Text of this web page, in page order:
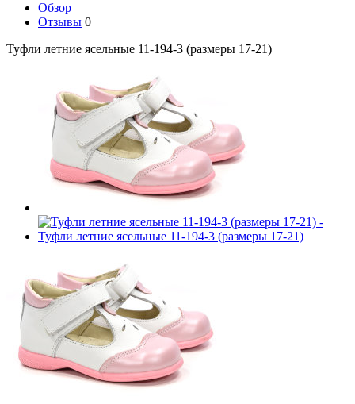
Обзор
Отзывы 0
Туфли летние ясельные 11-194-3 (размеры 17-21)